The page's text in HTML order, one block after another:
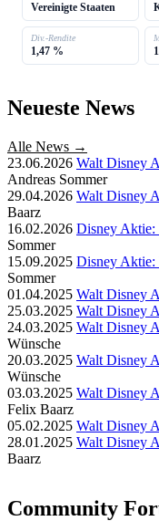
Vereinigte Staaten
Div.-Rendite
1,47 %
Neueste News
Alle News →
23.06.2026 Walt Disney
Andreas Sommer
29.04.2026 Walt Disney
Baarz
16.02.2026 Disney Aktie:
Sommer
15.09.2025 Disney Aktie:
Sommer
01.04.2025 Walt Disney
25.03.2025 Walt Disney
24.03.2025 Walt Disney
Wünsche
20.03.2025 Walt Disney
Wünsche
03.03.2025 Walt Disney
Felix Baarz
05.02.2025 Walt Disney
28.01.2025 Walt Disney
Baarz
Community